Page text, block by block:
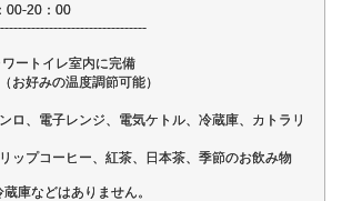
00-20：00
ートイレ室内に完備
お好みの温度調節可能）
ロ、電子レンジ、電気ケトル、冷蔵庫、カトラリ
ップコーヒー、紅茶、日本茶、季節のお飲み物
庫などはありません。